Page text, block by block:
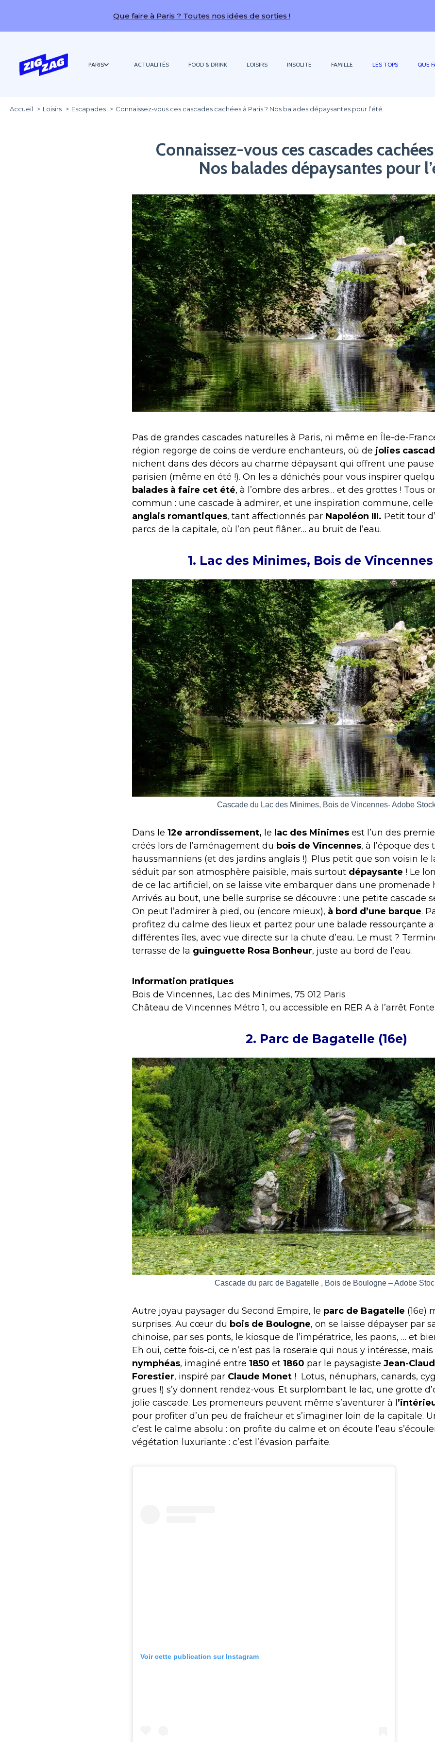
Que faire à Paris ? Toutes nos idées de sorties !
PARIS ACTUALITÉS FOOD & DRINK LOISIRS INSOLITE FAMILLE LES TOPS QUE
Accueil Loisirs Escapades Connaissez-vous ces cascades cachées à Paris ? Nos balades dépaysantes pour l’été
Connaissez-vous ces cascades
Nos balades dépaysantes pour
Pas de grandes cascades naturelles à Paris, ni même en Île-de-
région regorge de coins de verdure enchanteurs, où de jolies
nichent dans des décors au charme dépaysant qui offrent une
parisien (même en été !). On les a dénichés pour vous inspirer
balades à faire cet été, à l’ombre des arbres… et des grottes ! Tous
commun : une cascade à admirer, et une inspiration commune,
anglais romantiques, tant affectionnés par Napoléon III. Petit tour
parcs de la capitale, où l’on peut flâner… au bruit de l’eau.
1. Lac des Minimes, Bois de Vincennes
Cascade du Lac des Minimes, Bois de Vincennes- Adobe
Dans le 12e arrondissement, le lac des Minimes est l’un des
créés lors de l’aménagement du bois de Vincennes, à l’époque des
haussmanniens (et des jardins anglais !). Plus petit que son voisin le
séduit par son atmosphère paisible, mais surtout dépaysante ! Le
de ce lac artificiel, on se laisse vite embarquer dans une promenade
Arrivés au bout, une belle surprise se découvre : une petite cascade
On peut l’admirer à pied, ou (encore mieux), à bord d’une barque.
profitez du calme des lieux et partez pour une balade ressourçante
différentes îles, avec vue directe sur la chute d’eau. Le must ?
terrasse de la guinguette Rosa Bonheur, juste au bord de l’eau.
Information pratiques
Bois de Vincennes, Lac des Minimes, 75 012 Paris
Château de Vincennes Métro 1, ou accessible en RER A à l’arrêt
2. Parc de Bagatelle (16e)
Cascade du parc de Bagatelle , Bois de Boulogne – Adobe
Autre joyau paysager du Second Empire, le parc de Bagatelle (16e)
surprises. Au cœur du bois de Boulogne, on se laisse dépayser par
chinoise, par ses ponts, le kiosque de l’impératrice, les paons, … et
Eh oui, cette fois-ci, ce n’est pas la roseraie qui nous y intéresse,
nymphéas, imaginé entre 1850 et 1860 par le paysagiste Jean-
Forestier, inspiré par Claude Monet ! Lotus, nénuphars, canards,
grues !) s’y donnent rendez-vous. Et surplombant le lac, une grotte
jolie cascade. Les promeneurs peuvent même s’aventurer à l
pour profiter d’un peu de fraîcheur et s’imaginer loin de la capitale.
c’est le calme absolu : on profite du calme et on écoute l’eau
végétation luxuriante : c’est l’évasion parfaite.
Voir cette publication sur Instagram